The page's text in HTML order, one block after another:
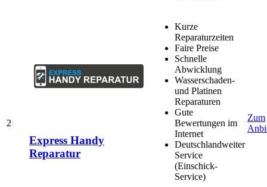
2
Express Handy
Reparatur
Kurze
Reparaturzeiten
Faire Preise
Schnelle
Abwicklung
Wasserschaden-
und Platinen
Reparaturen
Gute
Bewertungen im
Internet
Deutschlandweiter
Service
(Einschick-
Service)
Zum